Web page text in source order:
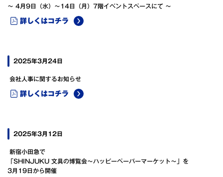
～ 4月9日（水）～14日（月）7階イベントスペースにて ～
詳しくはコチラ
2025年3月24日
会社人事に関するお知らせ
詳しくはコチラ
2025年3月12日
新宿小田急で
「SHINJUKU 文具の博覧会～ハッピーペーパーマーケット～」を
3月19日から開催